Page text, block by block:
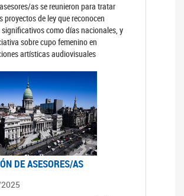
as se reunieron para tratar
proyectos de ley que reconocen
significativos como días nacionales, y
sobre cupo femenino en
artísticas audiovisuales
DE ASESORES/AS